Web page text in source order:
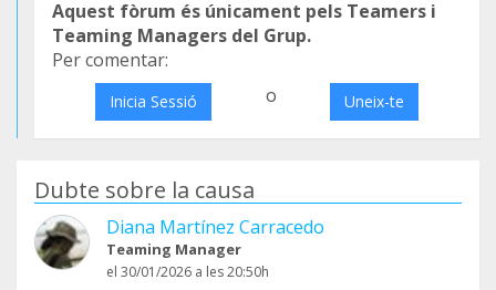
Aquest fòrum és únicament pels Teamers i
Teaming Managers del Grup.
Per comentar:
Inicia Sessió o Uneix-te
Dubte sobre la causa
Diana Martínez Carracedo
Teaming Manager
el 30/01/2026 a les 20:50h